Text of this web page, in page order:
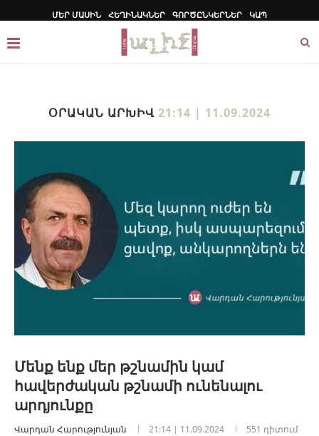
ՄԵՐ ՄԱՍԻՆ ՀԵՂԻՆԱԿՆԵՐ ԳՈՐԾԸՆԿԵՐՆԵՐ ԿԱՊ
ՕՐԱԿԱՆ ԱՐԽԻՎ 21:14 | 11.09.2024
Մենք ենք մեր թշնամին կամ
հավերժական թշնամի ունենալու
արդյունքը
Վարդան Հարությունյան 21:14 | 11.09.2024 551 դիտում